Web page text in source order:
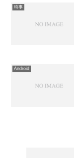
時事
Android